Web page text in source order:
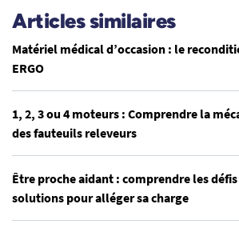
Articles similaires
Matériel médical d’occasion : le
ERGO
1, 2, 3 ou 4 moteurs : Comprendre la
des fauteuils releveurs
Être proche aidant : comprendre les
solutions pour alléger sa charge